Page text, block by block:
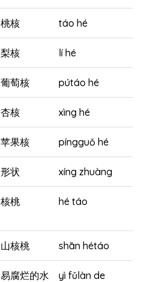
桃核 táo hé
梨核 lí hé
葡萄核 pútáo hé
杏核 xìng hé
苹果核 píngguǒ hé
形状 xíng zhuàng
核桃 hé táo
山核桃 shān hétáo
易腐烂的水
yì fǔlàn de